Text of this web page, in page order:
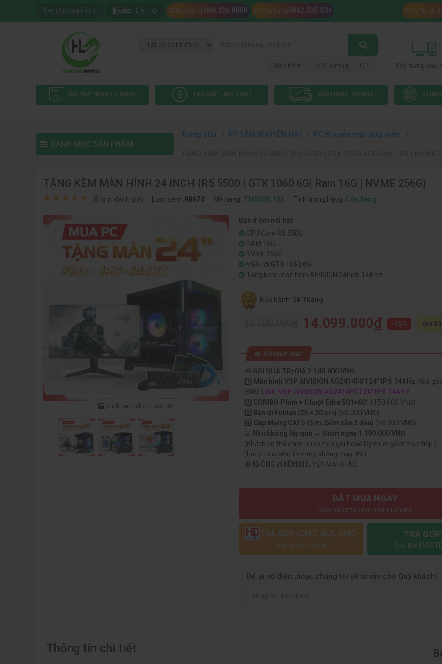
Xem tại cửa hàng Liên hệ Mua hàng 098.236.8008 Mua hàng 0862.535.536 Kỹ Thuật,
Màn Hình PC Gaming CPU Xây dựng cấu
ĐỔI TRẢ TRONG 3 NGÀY TRẢ GÓP LINH HOẠT BẢO HÀNH TẠI NHÀ
DANH MỤC SẢN PHẨM
Trang chủ PC LÀM KHUYÊN MẠI PC Khuyến mại tặng màn
TẶNG KÈM MÀN HÌNH 24 INCH {R5 5500 | GTX 1060 6G| Ram 16G | NVME 256G}
(8 lượt đánh giá) Lượt xem: 98674 Mã hàng: TM5500.106 Tình trạng hàng: Còn hàng
Click xem album ảnh lớn
Đặc điểm nổi bật:
CPU Core R5 5500
RAM 16G
NVME 256G
VGA rời GTX 1060 6G
Tặng kèm màn hình AIVISION 24Inch 144 Hz
Bảo hành: 36 Tháng
14.099.000đ -15% Giá
Khuyến mãi:
🎁 GÓI QUÀ TRỊ GIÁ 2.140.000 VNĐ
1️⃣
Màn hình VSP AIVISION AG2414FS1 24" IPS 144 Hz (Giá
VNĐ)
Link VSP AIVISION AG2414FS1 24" IPS 144 Hz
2️⃣ COMBO Phím + Chuột Edra 501+601 (150.000 VNĐ)
3️⃣
Bàn di Fuhlen (25 × 30 cm) (50.000 VNĐ)
4️⃣ Cáp Mạng CAT5 (5 m, bấm sẵn 2 đầu) (50.000 VNĐ)
📛
Nếu không lấy quà → Giảm ngay 1.190.000 VNĐ
(Khách có thể chọn nhận trọn gói hoặc lấy mức giảm trực tiếp.)
(lưu ý: Link kiện fix cứng không thay đổi)
🎁 KHÔNG ĐI KÈM KHUYẾN MẠI KHÁC
ĐẶT MUA NGAY
Giao hàng tận nơi nhanh chóng
TRẢ GÓP (CMT, BLX, SHK)
Xét duyệt 5 phút
TRẢ
Qua thẻ
Để lại số điện thoại, chúng tôi sẽ tư vấn cho Quý khách!
Thông tin chi tiết